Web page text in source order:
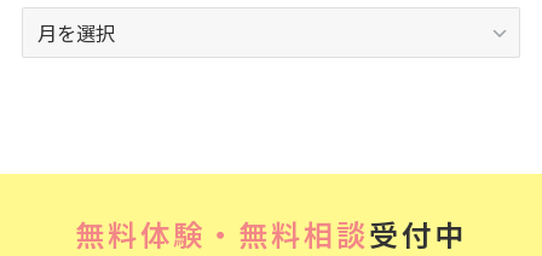
ー
無料体験・無料相談受付中